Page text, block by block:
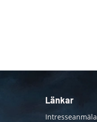
Länkar